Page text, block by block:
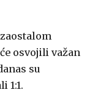
osvojili važan
su
1:1.